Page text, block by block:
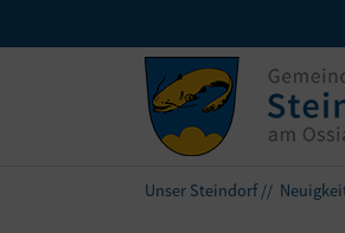
Unser Steindorf